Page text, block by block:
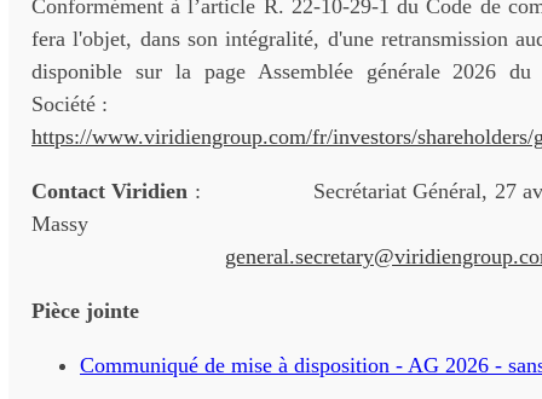
Conformément à l’article R. 22-10-29-1 du Code de
fera l'objet, dans son intégralité, d'une retransmission
disponible sur la page Assemblée générale 2026
Société :
https://www.viridiengroup.com/fr/investors/shareholders/
Contact Viridien : Secrétariat Général, 27
Massy
Pièce jointe
Communiqué de mise à disposition - AG 2026 -